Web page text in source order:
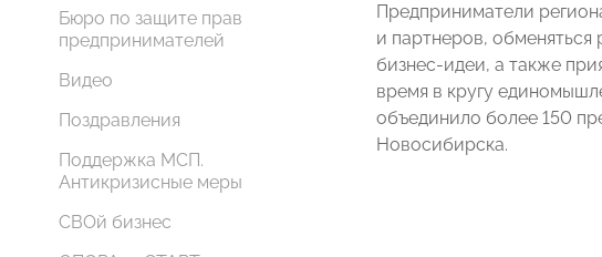
Бюро по защите прав
предпринимателей
Видео
Поздравления
Поддержка МСП.
Антикризисные меры
СВОй бизнес
Предприниматели
и партнеров,
бизнес-идеи, а также
время в кругу
объединило более 150
Новосибирска.